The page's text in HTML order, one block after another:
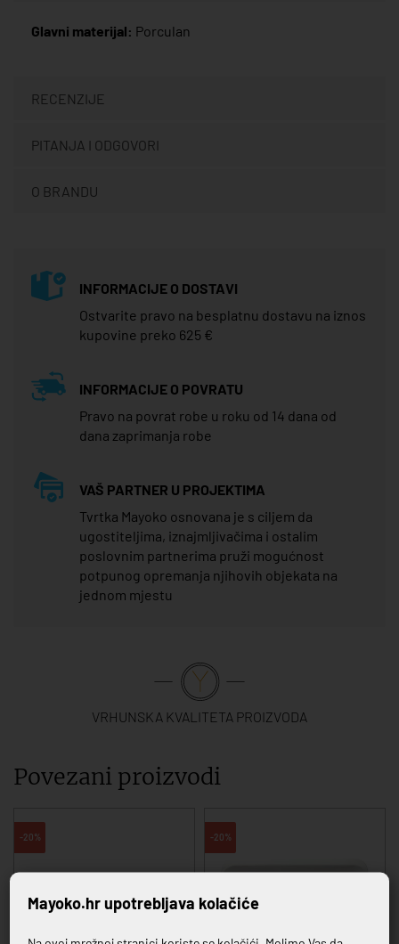
Glavni materijal: Porculan
RECENZIJE
PITANJA I ODGOVORI
O BRANDU
INFORMACIJE O DOSTAVI
Ostvarite pravo na besplatnu dostavu na iznos
kupovine preko 625 €
INFORMACIJE O POVRATU
Pravo na povrat robe u roku od 14 dana od
dana zaprimanja robe
VAŠ PARTNER U PROJEKTIMA
Tvrtka Mayoko osnovana je s ciljem da
ugostiteljima, iznajmljivačima i ostalim
poslovnim partnerima pruži mogućnost
potpunog opremanja njihovih objekata na
jednom mjestu
VRHUNSKA KVALITETA PROIZVODA
Povezani proizvodi
-20% -20%
Mayoko.hr upotrebljava kolačiće